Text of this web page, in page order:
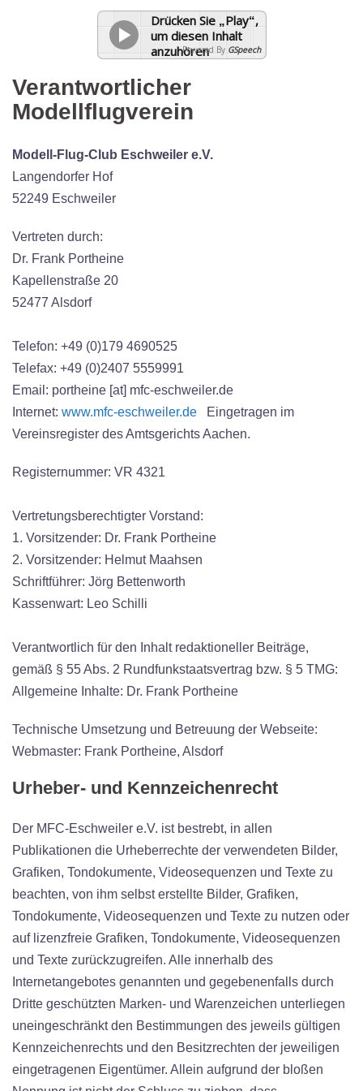
Drücken Sie „Play“,
um diesen Inhalt
anzuhören
Powered By GSpeech
Verantwortlicher
Modellflugverein
Modell-Flug-Club Eschweiler e.V.
Langendorfer Hof
52249 Eschweiler
Vertreten durch:
Dr. Frank Portheine
Kapellenstraße 20
52477 Alsdorf
Telefon: +49 (0)179 4690525
Telefax: +49 (0)2407 5559991
Email: portheine [at] mfc-eschweiler.de
Internet: www.mfc-eschweiler.de Eingetragen im
Vereinsregister des Amtsgerichts Aachen.
Registernummer: VR 4321
Vertretungsberechtigter Vorstand:
1. Vorsitzender: Dr. Frank Portheine
2. Vorsitzender: Helmut Maahsen
Schriftführer: Jörg Bettenworth
Kassenwart: Leo Schilli
Verantwortlich für den Inhalt redaktioneller Beiträge,
gemäß § 55 Abs. 2 Rundfunkstaatsvertrag bzw. § 5 TMG:
Allgemeine Inhalte: Dr. Frank Portheine
Technische Umsetzung und Betreuung der Webseite:
Webmaster: Frank Portheine, Alsdorf
Urheber- und Kennzeichenrecht
Der MFC-Eschweiler e.V. ist bestrebt, in allen
Publikationen die Urheberrechte der verwendeten Bilder,
Grafiken, Tondokumente, Videosequenzen und Texte zu
beachten, von ihm selbst erstellte Bilder, Grafiken,
Tondokumente, Videosequenzen und Texte zu nutzen oder
auf lizenzfreie Grafiken, Tondokumente, Videosequenzen
und Texte zurückzugreifen. Alle innerhalb des
Internetangebotes genannten und gegebenenfalls durch
Dritte geschützten Marken- und Warenzeichen unterliegen
uneingeschränkt den Bestimmungen des jeweils gültigen
Kennzeichenrechts und den Besitzrechten der jeweiligen
eingetragenen Eigentümer. Allein aufgrund der bloßen